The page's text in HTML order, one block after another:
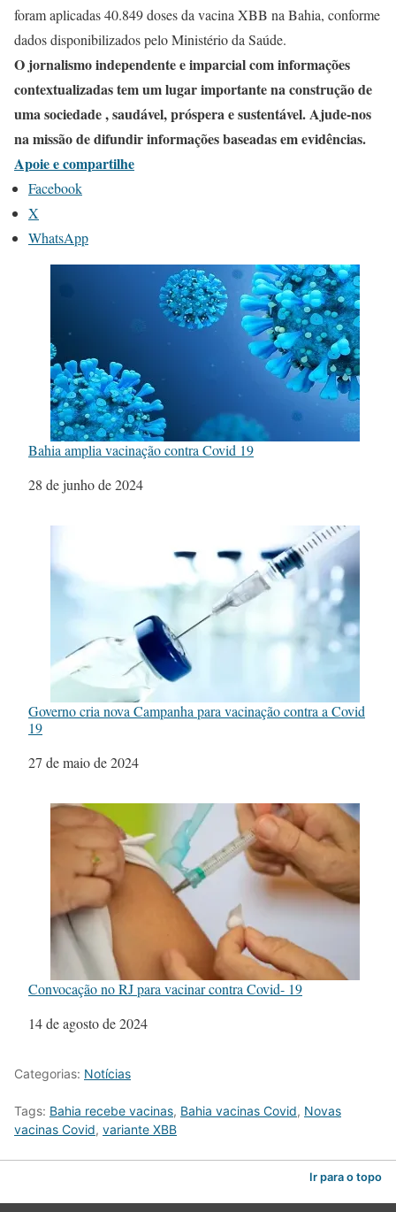
foram aplicadas 40.849 doses da vacina XBB na Bahia, conforme
dados disponibilizados pelo Ministério da Saúde.
O jornalismo independente e imparcial com informações
contextualizadas tem um lugar importante na construção de
uma sociedade , saudável, próspera e sustentável. Ajude-nos
na missão de difundir informações baseadas em evidências.
Apoie e compartilhe
Facebook
X
WhatsApp
Bahia amplia vacinação contra Covid 19
Data
28 de junho de 2024
Governo cria nova Campanha para vacinação contra a Covid
19
Data
27 de maio de 2024
Convocação no RJ para vacinar contra Covid- 19
Data
14 de agosto de 2024
Categorias: Notícias
Tags: Bahia recebe vacinas, Bahia vacinas Covid, Novas
vacinas Covid, variante XBB
Ir para o topo